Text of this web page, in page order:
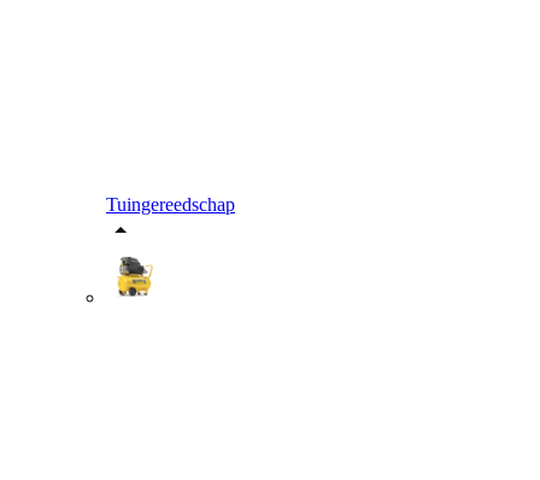
Tuingereedschap